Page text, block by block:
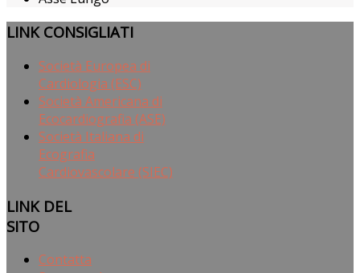
LINK CONSIGLIATI
Società Europea di
Cardiologia (ESC)
Società Americana di
Ecocardiografia (ASE)
Società Italiana di
Ecografia
Cardiovascolare (SIEC)
LINK DEL
SITO
Contatta